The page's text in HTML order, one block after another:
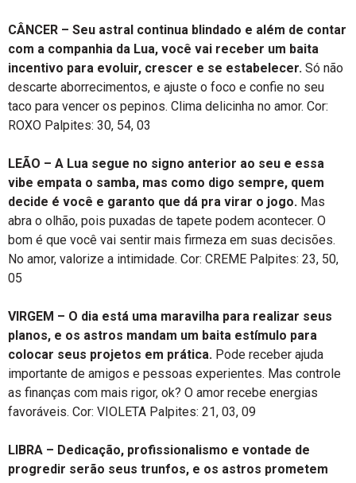
CÂNCER – Seu astral continua blindado e além de contar
com a companhia da Lua, você vai receber um baita
incentivo para evoluir, crescer e se estabelecer. Só não
descarte aborrecimentos, e ajuste o foco e confie no seu
taco para vencer os pepinos. Clima delicinha no amor. Cor:
ROXO Palpites: 30, 54, 03
LEÃO – A Lua segue no signo anterior ao seu e essa
vibe empata o samba, mas como digo sempre, quem
decide é você e garanto que dá pra virar o jogo. Mas
abra o olhão, pois puxadas de tapete podem acontecer. O
bom é que você vai sentir mais firmeza em suas decisões.
No amor, valorize a intimidade. Cor: CREME Palpites: 23, 50,
05
VIRGEM – O dia está uma maravilha para realizar seus
planos, e os astros mandam um baita estímulo para
colocar seus projetos em prática. Pode receber ajuda
importante de amigos e pessoas experientes. Mas controle
as finanças com mais rigor, ok? O amor recebe energias
favoráveis. Cor: VIOLETA Palpites: 21, 03, 09
LIBRA – Dedicação, profissionalismo e vontade de
progredir serão seus trunfos, e os astros prometem